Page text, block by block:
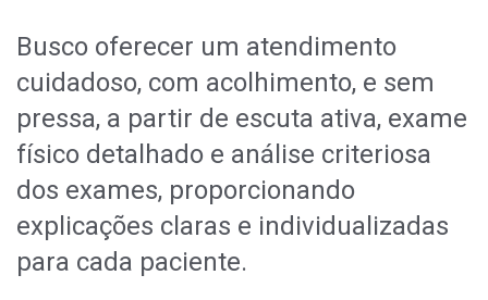
Busco oferecer um atendimento
cuidadoso, com acolhimento, e sem
pressa, a partir de escuta ativa, exame
físico detalhado e análise criteriosa
dos exames, proporcionando
explicações claras e individualizadas
para cada paciente.